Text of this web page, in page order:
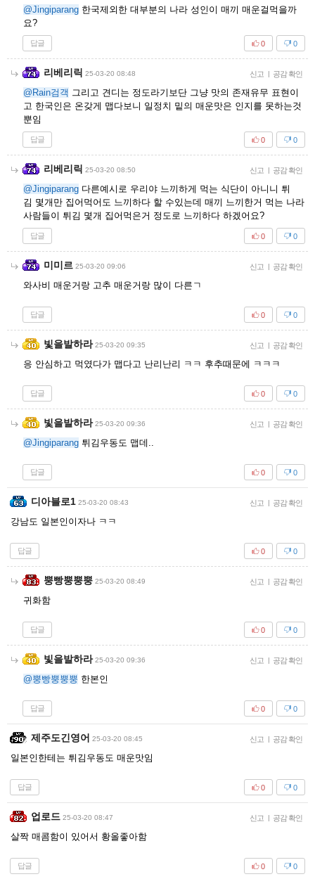
@Jingiparang 한국제외한 대부분의 나라 성인이 매끼 매운걸먹을까
요?
답글 0
0
리베리릭 25-03-20 08:48 신고 공감 확인
@Rain검객 그리고 견디는 정도라기보단 그냥 맛의 존재유무 표현이
고 한국인은 온갖게 맵다보니 일정치 밑의 매운맛은 인지를 못하는것
뿐임
답글 0
0
리베리릭 25-03-20 08:50 신고 공감 확인
@Jingiparang 다른예시로 우리야 느끼하게 먹는 식단이 아니니 튀
김 몇개만 집어먹어도 느끼하다 할 수있는데 매끼 느끼한거 먹는 나라
사람들이 튀김 몇개 집어먹은거 정도로 느끼하다 하겠어요?
답글 0
0
미미르 25-03-20 09:06 신고 공감 확인
와사비 매운거랑 고추 매운거랑 많이 다른ㄱ
답글 0
0
빛을발하라 25-03-20 09:35 신고 공감 확인
응 안심하고 먹였다가 맵다고 난리난리 ㅋㅋ 후추때문에 ㅋㅋㅋ
답글 0
0
빛을발하라 25-03-20 09:36 신고 공감 확인
@Jingiparang 튀김우동도 맵데..
답글 0
0
디아블로1 25-03-20 08:43 신고 공감 확인
강남도 일본인이자나 ㅋㅋ
답글 0
0
뿡빵뿡뿡뿡 25-03-20 08:49 신고 공감 확인
귀화함
답글 0
0
빛을발하라 25-03-20 09:36 신고 공감 확인
@뿡빵뿡뿡뿡 한본인
답글 0
0
제주도긴영어 25-03-20 08:45 신고 공감 확인
일본인한테는 튀김우동도 매운맛임
답글 0
0
업로드 25-03-20 08:47 신고 공감 확인
살짝 매콤함이 있어서 황올좋아함
답글 0
0